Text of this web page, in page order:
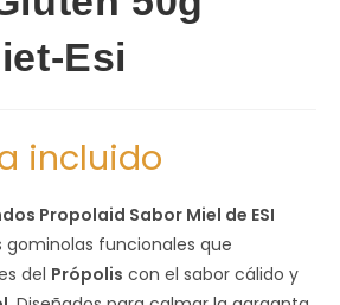
Esi
incluido
Propolaid Sabor Miel de ESI
gominolas funcionales que
del Própolis con el sabor cálido y